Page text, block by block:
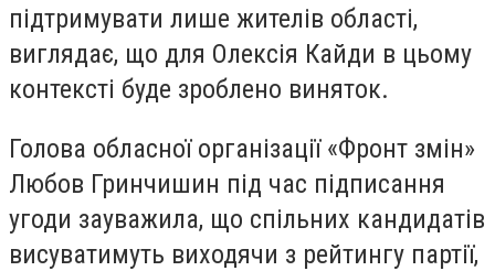
підтримувати лише жителів області,
виглядає, що для Олексія Кайди в цьому
контексті буде зроблено виняток.
Голова обласної організації «Фронт змін»
Любов Гринчишин під час підписання
угоди зауважила, що спільних кандидатів
висуватимуть виходячи з рейтингу партії,